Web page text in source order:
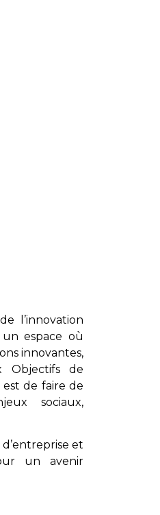
l’innovation
espace où
innovantes,
Objectifs de
est de faire de
sociaux,
et
un avenir